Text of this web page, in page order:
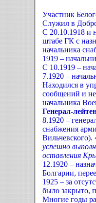
Участник
Служил в
С 20.10.1918 и
штабе ГК с
начальника
1919 –
С 10.1919 –
7.1920 –
Находился в
сообщений и
начальника
Генерал-
8.1920 –
снабжения
Вильчевского).
успешно
оставления
12.1920 –
Болгарии,
1925 – за
было закрыто,
Многие годы